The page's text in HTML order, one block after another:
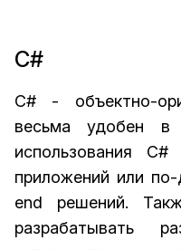
C#
C# - объектно-
весьма удобен в
использования
приложений или
end решений.
разрабатывать